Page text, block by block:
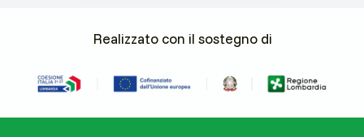
Realizzato con il sostegno di